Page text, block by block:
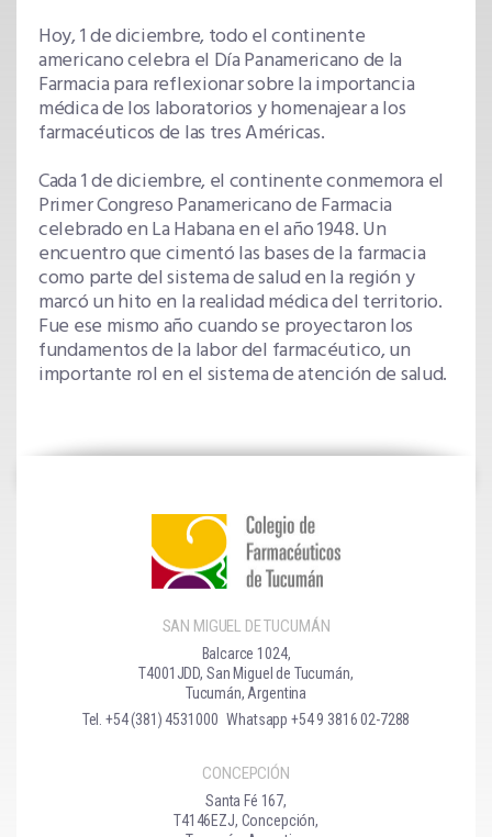
Hoy, 1 de diciembre, todo el continente
americano celebra el Día Panamericano de la
Farmacia para reflexionar sobre la importancia
médica de los laboratorios y homenajear a los
farmacéuticos de las tres Américas.
Cada 1 de diciembre, el continente conmemora el
Primer Congreso Panamericano de Farmacia
celebrado en La Habana en el año 1948. Un
encuentro que cimentó las bases de la farmacia
como parte del sistema de salud en la región y
marcó un hito en la realidad médica del territorio.
Fue ese mismo año cuando se proyectaron los
fundamentos de la labor del farmacéutico, un
importante rol en el sistema de atención de salud.
SAN MIGUEL DE TUCUMÁN
Balcarce 1024,
T4001JDD, San Miguel de Tucumán,
Tucumán, Argentina
Tel. +54 (381) 4531000 Whatsapp +54 9 3816 02-7288
CONCEPCIÓN
Santa Fé 167,
T4146EZJ, Concepción,